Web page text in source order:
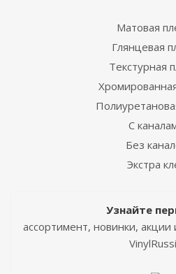
Матовая
Глянцевая
Текстурная
С
Без
Экстра
Узнайте
ассортимент, новинки,